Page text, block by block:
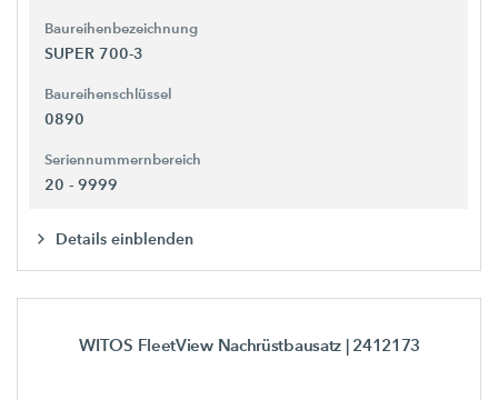
Baureihenbezeichnung
SUPER 700-3
Baureihenschlüssel
0890
Seriennummernbereich
20 - 9999
Details einblenden
WITOS FleetView Nachrüstbausatz | 2412173